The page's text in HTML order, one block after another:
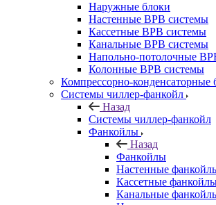
Наружные блоки
Настенные ВРВ системы
Кассетные ВРВ системы
Канальные ВРВ системы
Напольно-потолочные
Колонные ВРВ системы
Компрессорно-конденсаторные
Системы чиллер-фанкойл
Назад
Системы чиллер-фанкойл
Фанкойлы
Назад
Фанкойлы
Настенные
Кассетные
Канальные